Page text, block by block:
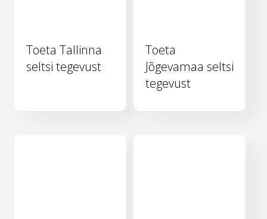
Toeta Tallinna
seltsi tegevust
Toeta
Jõgevamaa seltsi
tegevust